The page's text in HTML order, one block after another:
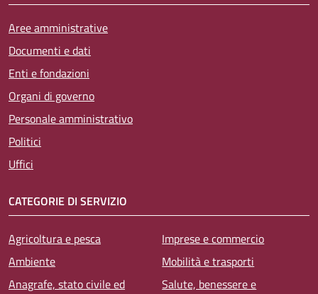
Aree amministrative
Documenti e dati
Enti e fondazioni
Organi di governo
Personale amministrativo
Politici
Uffici
CATEGORIE DI SERVIZIO
Agricoltura e pesca
Ambiente
Anagrafe, stato civile ed
Imprese e commercio
Mobilità e trasporti
Salute, benessere e